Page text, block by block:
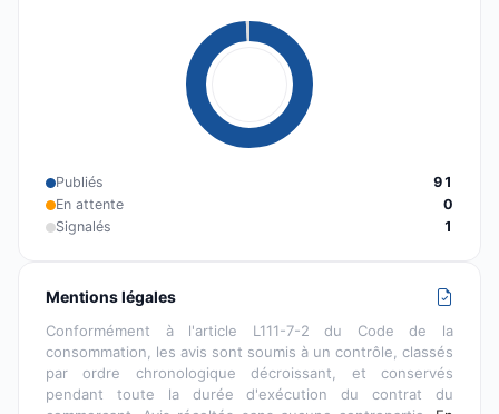
Publiés
91
En attente
0
Signalés
1
Mentions légales
Conformément à l'article L111-7-2 du Code de la
consommation, les avis sont soumis à un contrôle, classés
par ordre chronologique décroissant, et conservés
pendant toute la durée d'exécution du contrat du